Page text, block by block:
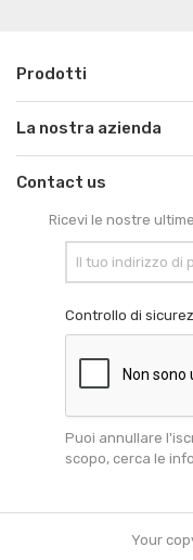
Prodotti
La nostra azienda
Contact us
Ricevi le nostre
Controllo di
Puoi annullare
scopo, cerca le
Your